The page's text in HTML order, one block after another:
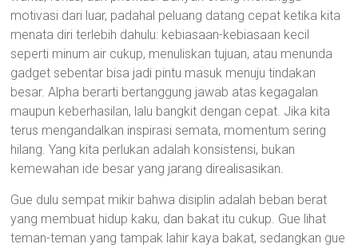
motivasi dari luar, padahal peluang datang cepat ketika kita
menata diri terlebih dahulu: kebiasaan-kebiasaan kecil
seperti minum air cukup, menuliskan tujuan, atau menunda
gadget sebentar bisa jadi pintu masuk menuju tindakan
besar. Alpha berarti bertanggung jawab atas kegagalan
maupun keberhasilan, lalu bangkit dengan cepat. Jika kita
terus mengandalkan inspirasi semata, momentum sering
hilang. Yang kita perlukan adalah konsistensi, bukan
kemewahan ide besar yang jarang direalisasikan.
Gue dulu sempat mikir bahwa disiplin adalah beban berat
yang membuat hidup kaku, dan bakat itu cukup. Gue lihat
teman-teman yang tampak lahir kaya bakat, sedangkan gue